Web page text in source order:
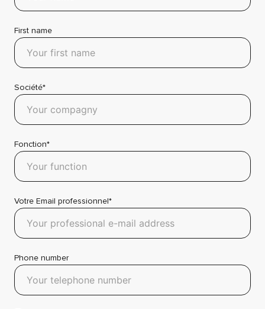
First name
Société*
Fonction*
Votre Email professionnel*
Phone number